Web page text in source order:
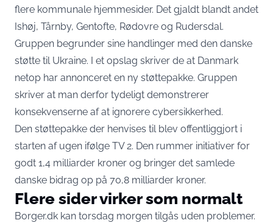
flere kommunale hjemmesider. Det gjaldt blandt andet
Ishøj, Tårnby, Gentofte, Rødovre og Rudersdal.
Gruppen begrunder sine handlinger med den danske
støtte til Ukraine. I et opslag skriver de at Danmark
netop har annonceret en ny støttepakke. Gruppen
skriver at man derfor tydeligt demonstrerer
konsekvenserne af at ignorere cybersikkerhed.
Den støttepakke der henvises til blev offentliggjort i
starten af ugen ifølge TV 2. Den rummer initiativer for
godt 1,4 milliarder kroner og bringer det samlede
danske bidrag op på 70,8 milliarder kroner.
Flere sider virker som normalt
Borger.dk kan torsdag morgen tilgås uden problemer.